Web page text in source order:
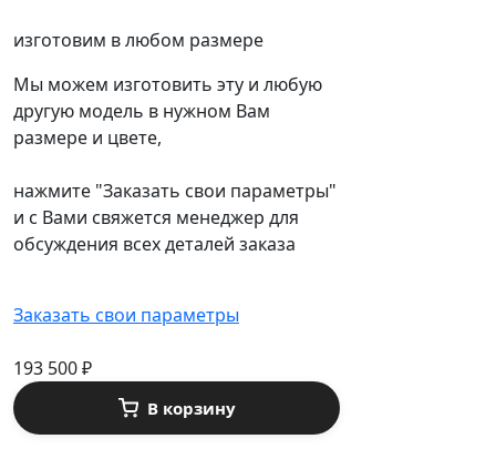
изготовим в любом размере
Мы можем изготовить эту и любую
другую модель в нужном Вам
размере и цвете,
нажмите "Заказать свои параметры"
и с Вами свяжется менеджер для
обсуждения всех деталей заказа
Заказать свои параметры
193 500₽
В корзину